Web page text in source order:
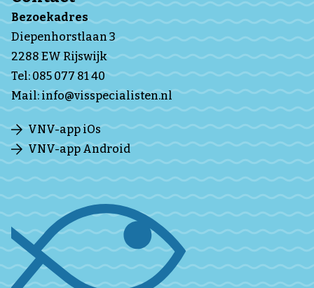
Bezoekadres
Diepenhorstlaan 3
2288 EW Rijswijk
Tel:085 077 81 40
Mail:info@visspecialisten.nl
VNV-app iOs
VNV-app Android